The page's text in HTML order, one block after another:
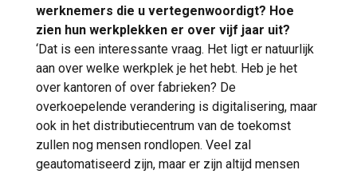
werknemers die u vertegenwoordigt? Hoe
zien hun werkplekken er over vijf jaar uit?
‘Dat is een interessante vraag. Het ligt er natuurlijk
aan over welke werkplek je het hebt. Heb je het
over kantoren of over fabrieken? De
overkoepelende verandering is digitalisering, maar
ook in het distributiecentrum van de toekomst
zullen nog mensen rondlopen. Veel zal
geautomatiseerd zijn, maar er zijn altijd mensen